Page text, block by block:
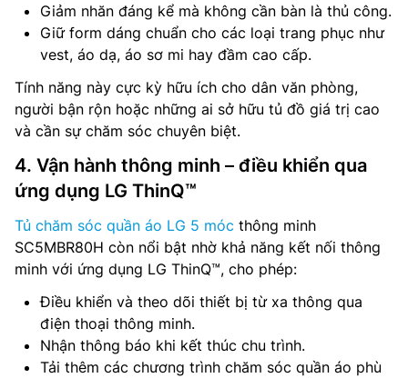
Giảm nhăn đáng kể mà không cần bàn là thủ công.
Giữ form dáng chuẩn cho các loại trang phục như
vest, áo dạ, áo sơ mi hay đầm cao cấp.
Tính năng này cực kỳ hữu ích cho dân văn phòng,
người bận rộn hoặc những ai sở hữu tủ đồ giá trị cao
và cần sự chăm sóc chuyên biệt.
4. Vận hành thông minh – điều khiển qua
ứng dụng LG ThinQ™
Tủ chăm sóc quần áo LG 5 móc thông minh
SC5MBR80H còn nổi bật nhờ khả năng kết nối thông
minh với ứng dụng LG ThinQ™, cho phép:
Điều khiển và theo dõi thiết bị từ xa thông qua
điện thoại thông minh.
Nhận thông báo khi kết thúc chu trình.
Tải thêm các chương trình chăm sóc quần áo phù